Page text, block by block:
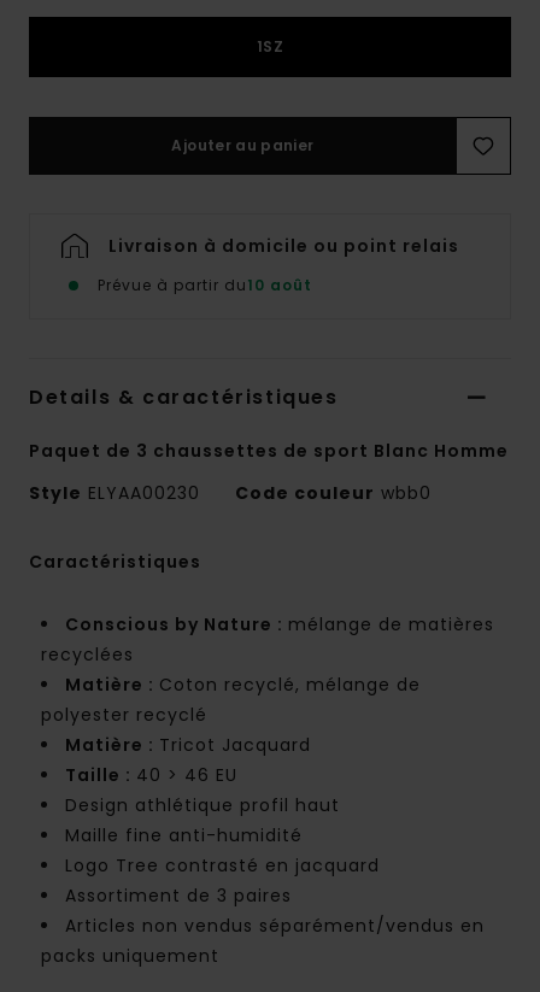
1SZ
Ajouter au panier
Livraison à domicile ou point relais
Prévue à partir du10 août
Details & caractéristiques
Paquet de 3 chaussettes de sport Blanc Homme
Style ELYAA00230 Code couleur wbb0
Caractéristiques
Conscious by Nature : mélange de matières
recyclées
Matière : Coton recyclé, mélange de
polyester recyclé
Matière : Tricot Jacquard
Taille : 40 > 46 EU
Design athlétique profil haut
Maille fine anti-humidité
Logo Tree contrasté en jacquard
Assortiment de 3 paires
Articles non vendus séparément/vendus en
packs uniquement